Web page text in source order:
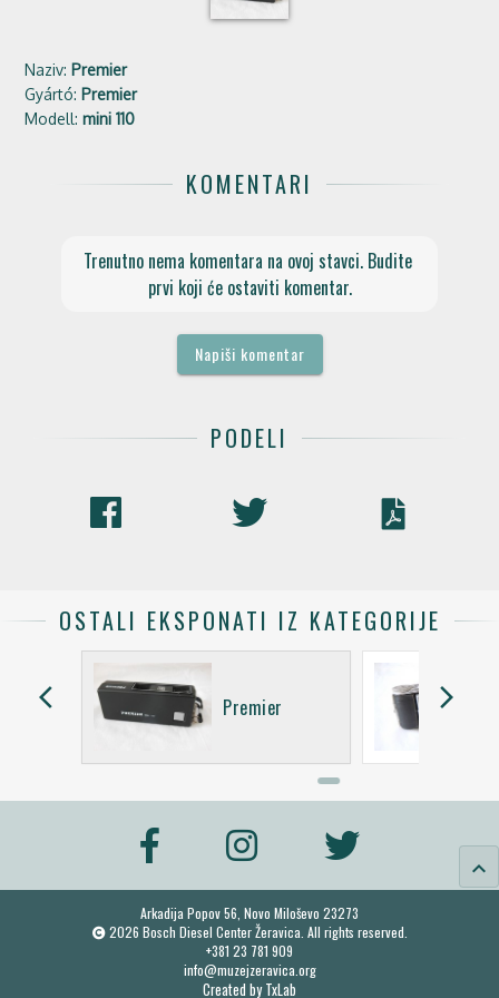
Naziv: Premier
Gyártó: Premier
Modell:mini 110
KOMENTARI
Trenutno nema komentara na ovoj stavci. Budite
prvi koji će ostaviti komentar.
Napiši komentar
PODELI
OSTALI EKSPONATI IZ KATEGORIJE
arrow_back_ios Premier arrow_forward_ios
keyboard_arrow_up
Arkadija Popov 56, Novo Miloševo 23273
2026 Bosch Diesel Center Žeravica. All rights reserved.
+381 23 781 909
info@muzejzeravica.org
Created byTxLab